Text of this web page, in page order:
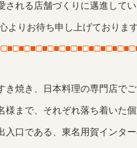
される店舗づくりに邁進して
よりお待ち申し上げております
き焼き、日本料理の専門店でご
様まで、それぞれ落ち着いた
入口である、東名用賀インタ